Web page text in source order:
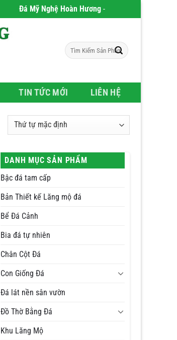
Đá Mỹ Nghệ Hoàn Hương- Chúng tôi chuyên phân
Tìm
kiếm:
TIN TỨC MỚI LIÊN HỆ
DANH MỤC SẢN PHẨM
Bậc đá tam cấp
Bản Thiết kế Lăng mộ đá
Bể Đá Cảnh
Bia đá tự nhiên
Chân Cột Đá
Con Giống Đá
Đá lát nền sân vườn
Đồ Thờ Bằng Đá
Khu Lăng Mộ